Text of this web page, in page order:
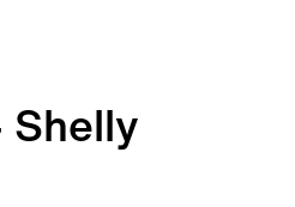
Shelly